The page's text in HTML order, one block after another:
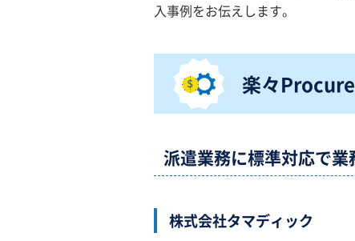
入事例をお伝えします。
楽々
派遣業務に標準対応で業
株式会社タマディック